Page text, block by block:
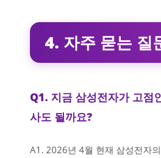
4. 자주 묻는 질
Q1. 지금 삼성전자가 고점
사도 될까요?
A1. 2026년 4월 현재 삼성전자의